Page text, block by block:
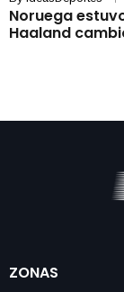
Noruega
Haaland
ZONAS